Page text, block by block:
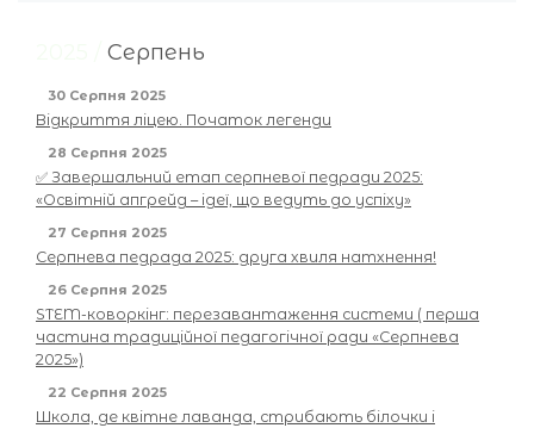
Серпень
30 Серпня 2025
Відкриття ліцею. Початок легенди
28 Серпня 2025
✅ Завершальний етап серпневої педради 2025:
«Освітній апгрейд – ідеї, що ведуть до успіху»
27 Серпня 2025
Серпнева педрада 2025: друга хвиля натхнення!
26 Серпня 2025
STEM-коворкінг: перезавантаження системи ( перша
частина традиційної педагогічної ради «Серпнева
2025»)
22 Серпня 2025
Школа, де квітне лаванда, стрибають білочки і